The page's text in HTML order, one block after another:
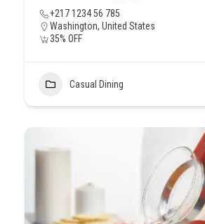
+217 1234 56 785
Washington, United States
35% OFF
Casual Dining